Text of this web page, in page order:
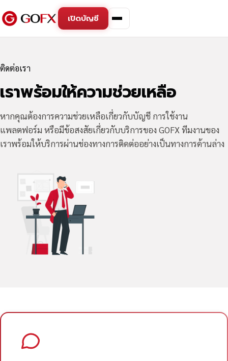
เปิดบัญชี
ติดต่อเรา
เราพร้อมให้ความช่วยเหลือ
หากคุณต้องการความช่วยเหลือเกี่ยวกับบัญชี การใช้งาน
แพลตฟอร์ม หรือมีข้อสงสัยเกี่ยวกับบริการของ GOFX ทีมงานของ
เราพร้อมให้บริการผ่านช่องทางการติดต่ออย่างเป็นทางการด้านล่าง